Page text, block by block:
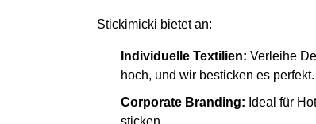
Stickimicki bietet an:
Individuelle Textilien: Verleihe
hoch, und wir besticken es perfekt.
Corporate Branding: Ideal für
sticken.